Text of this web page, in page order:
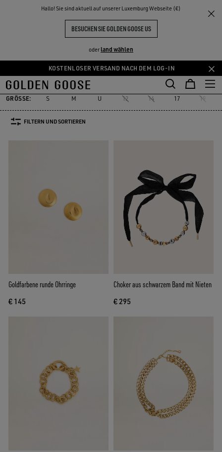
Hallo! Sie sind aktuell auf unserer Luxemburg Webseite (€)
BESUCHEN SIE GOLDEN GOOSE US
oder land wählen
Zum
Hauptinhalt
springen
Zum
Footer-
Inhalt
springen
KOSTENLOSER VERSAND NACH DEM LOG-IN
ERLEBNISSE THE
COMMUNITY
Accessories Schmuck
SCHMUCK FÜR DAMEN
Schmuck
Hüte
Hüte
Seidentücher und Schals
Seidentücher und Schals
Gürtel
Gürtel
GRÖSSE: S M U 12 14 17 19
FILTERN UND SORTIEREN
Goldfarbene runde Ohrringe
€ 145
Choker aus schwarzem Band mit Nieten
€ 295